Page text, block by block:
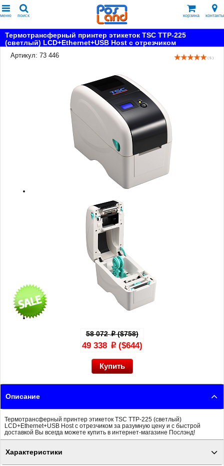
меню поиск корзина контакты
Термотрансферный принтер этикеток TSC TTP-225
(светлый) LCD+Ethernet+USB Host с отрезчиком
Артикул: 73 446
( 5 )
58 072p($758)
49 338 p($644)
Описание
Термотрансферный принтер этикеток TSC TTP-225 (светлый)
LCD+Ethernet+USB Host с отрезчиком за разумную цену и с быстрой
доставкой Вы всегда можете купить в интернет-магазине Послэнд!
Характеристики